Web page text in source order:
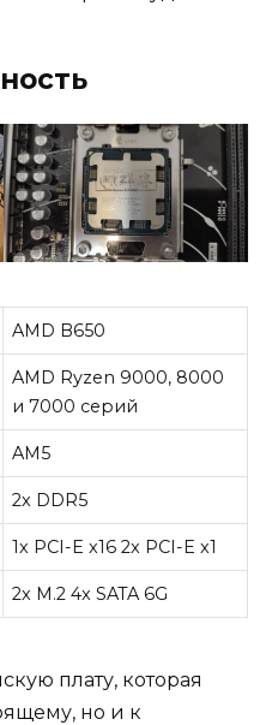
AMD B650
AMD Ryzen 9000, 8000
и 7000 серий
AM5
2x DDR5
1x PCI-E x16 2x PCI-E x1
2x M.2 4x SATA 6G
плату, которая
но и к